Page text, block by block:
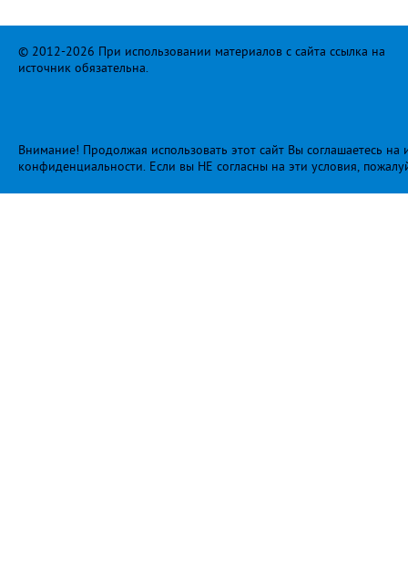
© 2012-2026 При использовании материалов с сайта ссылка на
источник обязательна.
Внимание! Продолжая использовать этот сайт Вы соглашаетесь
конфиденциальности. Если вы НЕ согласны на эти условия,